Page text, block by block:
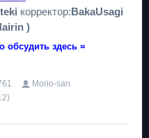
корректор:BakaUsagi
)
обсудить здесь =
Morio-san